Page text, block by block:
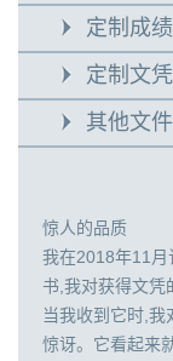
定制成
定制文
其他文
惊人的品质
我在2018年11月
书,我对获得文凭
当我收到它时,我
惊讶。它看起来